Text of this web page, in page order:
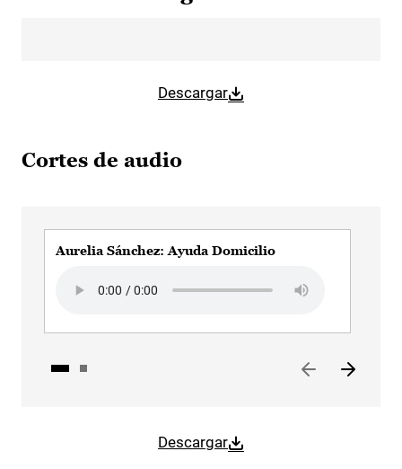
Descargar
Cortes de audio
Descargar
Aurelia Sánchez: Ayuda Domicilio